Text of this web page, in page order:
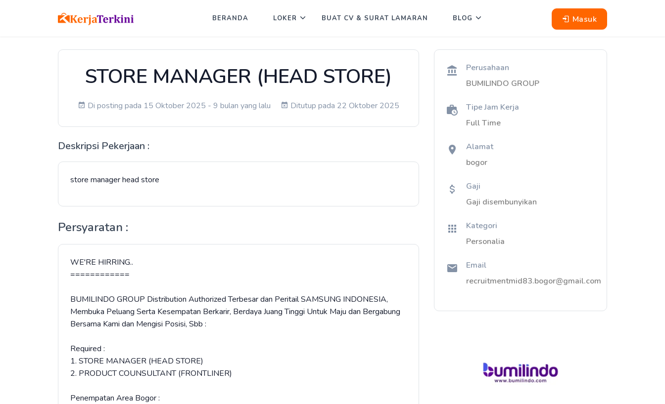
Masuk
BERANDA LOKER BUAT CV & SURAT LAMARAN BLOG
STORE MANAGER (HEAD STORE)
Di posting pada 15 Oktober 2025 - 9 bulan yang lalu Ditutup pada 22 Oktober 2025
Deskripsi Pekerjaan :
store manager head store
Persyaratan :
WE'RE HIRRING..
============
BUMILINDO GROUP Distribution Authorized Terbesar dan Peritail SAMSUNG INDONESIA,
Membuka Peluang Serta Kesempatan Berkarir, Berdaya Juang Tinggi Untuk Maju dan Bergabung
Bersama Kami dan Mengisi Posisi, Sbb :
Required :
1. STORE MANAGER (HEAD STORE)
2. PRODUCT COUNSULTANT (FRONTLINER)
Penempatan Area Bogor :
Perusahaan
BUMILINDO GROUP
Tipe Jam Kerja
Full Time
Alamat
bogor
Gaji
Gaji disembunyikan
Kategori
Personalia
Email
recruitmentmid83.bogor@gmail.com